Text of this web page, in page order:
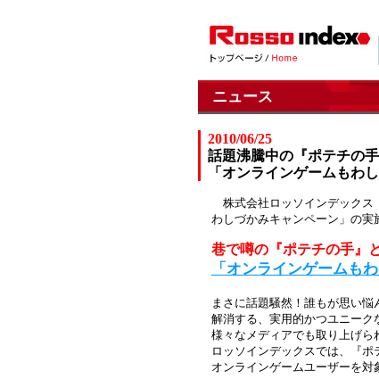
ニュース
2010/06/25
話題沸騰中の『ポテチの
「オンラインゲームもわ
株式会社ロッソインデックス
わしづかみキャンペーン」の実
巷で噂の『ポテチの手』
「オンラインゲームも
まさに話題騒然！誰もが思い
解消する、実用的かつユニーク
様々なメディアでも取り上げら
ロッソインデックスでは、『ポ
オンラインゲームユーザーを対